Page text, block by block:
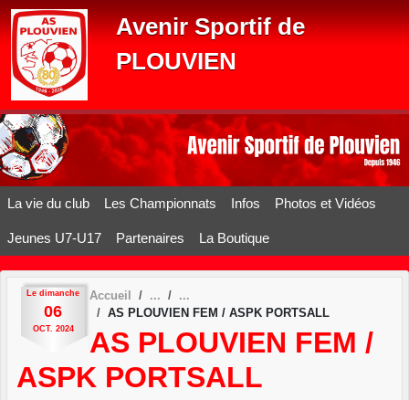
Avenir Sportif de
PLOUVIEN
La vie du club Les Championnats Infos Photos et Vidéos
Jeunes U7-U17 Partenaires La Boutique
Le dimanche
06
OCT. 2024
Accueil
AS PLOUVIEN FEM / ASPK PORTSALL
AS PLOUVIEN FEM /
ASPK PORTSALL
Panneau de gestion des cookies